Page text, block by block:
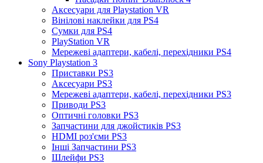
Аксесуари для Playstation VR
Вінілові наклейки для PS4
Сумки для PS4
PlayStation VR
Мережеві адаптери, кабелі, перехідники PS4
Sony Playstation 3
Приставки PS3
Аксесуари PS3
Мережеві адаптери, кабелі, перехідники PS3
Приводи PS3
Оптичні головки PS3
Запчастини для джойстиків PS3
HDMI роз'єми PS3
Інші Запчастини PS3
Шлейфи PS3